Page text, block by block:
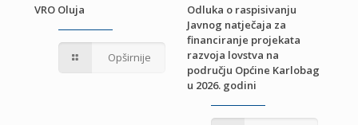
VRO Oluja
Opširnije
Odluka o raspisivanju
Javnog natječaja za
financiranje projekata
razvoja lovstva na
području Općine Karlobag
u 2026. godini